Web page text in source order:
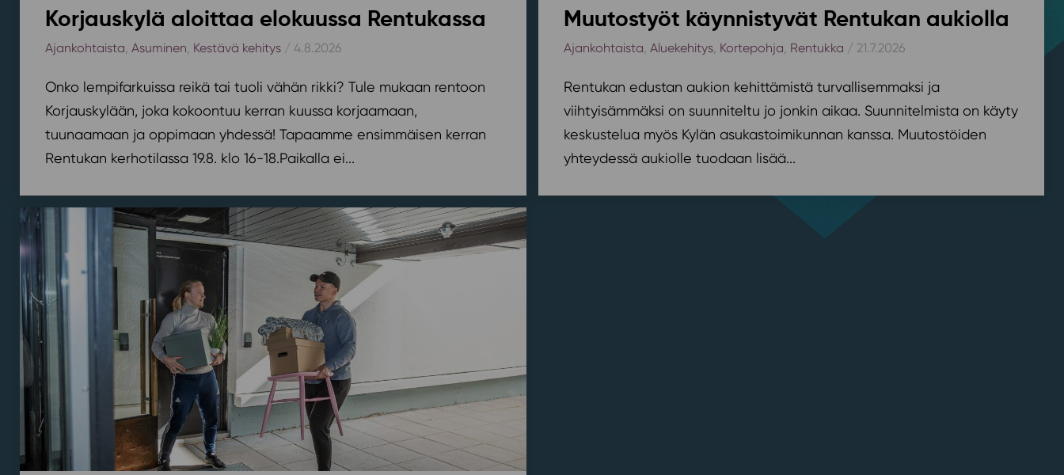
Korjauskylä aloittaa elokuussa Rentukassa
Ajankohtaista Asuminen Kestävä kehitys/ 4.8.2026
Onko lempifarkuissa reikä tai tuoli vähän rikki? Tule mukaan rentoon
Korjauskylään, joka kokoontuu kerran kuussa korjaamaan,
tuunaamaan ja oppimaan yhdessä! Tapaamme ensimmäisen kerran
Rentukan kerhotilassa 19.8. klo 16-18.⁠⁠Paikalla ei...
Muutostyöt käynnistyvät Rentukan aukiolla
Ajankohtaista Aluekehitys, Kortepohja Rentukka / 21.7.2026
Rentukan edustan aukion kehittämistä turvallisemmaksi ja
viihtyisämmäksi on suunniteltu jo jonkin aikaa. Suunnitelmista on käyty
keskustelua myös Kylän asukastoimikunnan kanssa. Muutostöiden
yhteydessä aukiolle tuodaan lisää...